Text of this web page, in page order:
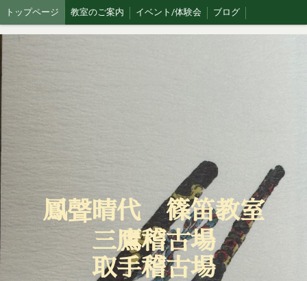
トップページ 教室のご案内 イベント/体験会 ブログ
鳳聲晴代 篠笛教室
三鷹稽古場
取手稽古場